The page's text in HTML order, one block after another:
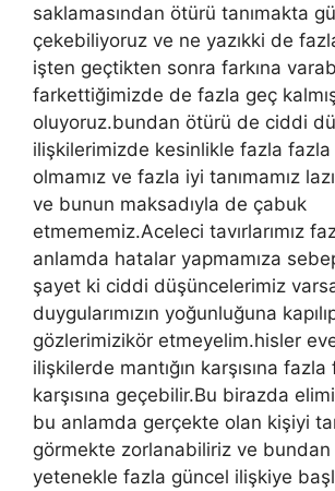
saklamasından ötürü tanımakta
çekebiliyoruz ve ne yazıkki de
işten geçtikten sonra farkına
farkettiğimizde de fazla geç
oluyoruz.bundan ötürü de ciddi
ilişkilerimizde kesinlikle fazla
olmamız ve fazla iyi tanımamız
ve bunun maksadıyla de çabuk
etmememiz.Aceleci tavırlarımız
anlamda hatalar yapmamıza
şayet ki ciddi düşüncelerimiz
duygularımızın yoğunluğuna
gözlerimizikör etmeyelim.hisler
ilişkilerde mantığın karşısına fazla
karşısına geçebilir.Bu birazda
bu anlamda gerçekte olan kişiyi
görmekte zorlanabiliriz ve
yetenekle fazla güncel ilişkiye